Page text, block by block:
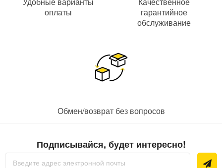
оплаты
гарантийное
обслуживание
Обмен/возврат без вопросов
Подписывайся, будет интересно!
Sign